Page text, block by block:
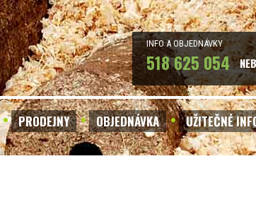
INFO A OBJEDNÁVKY
518 625 054
PRODEJNY OBJEDNÁVKA UŽITEČNÉ